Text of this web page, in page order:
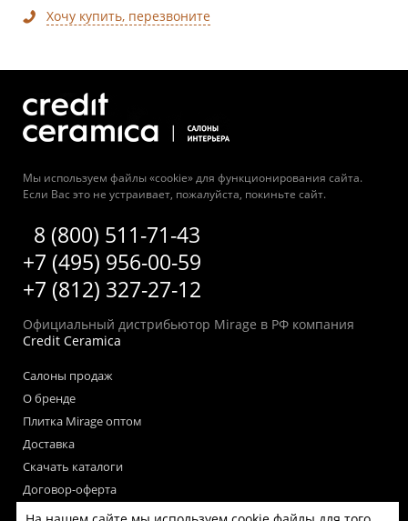
Хочу купить, перезвоните
Мы используем файлы «cookie» для функционирования сайта.
Если Вас это не устраивает, пожалуйста, покиньте сайт.
8 (800) 511-71-43
+7 (495) 956-00-59
+7 (812) 327-27-12
Официальный дистрибьютор Mirage в РФ компания
Credit Ceramica
Салоны продаж
О бренде
Плитка Mirage оптом
Доставка
Скачать каталоги
Договор-оферта
Пользовательское соглашение